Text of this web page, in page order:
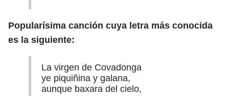
Popularísima canción cuya letra más conocida
es la siguiente:
La virgen de Covadonga
ye piquiñina y galana,
aunque baxara del cielo,